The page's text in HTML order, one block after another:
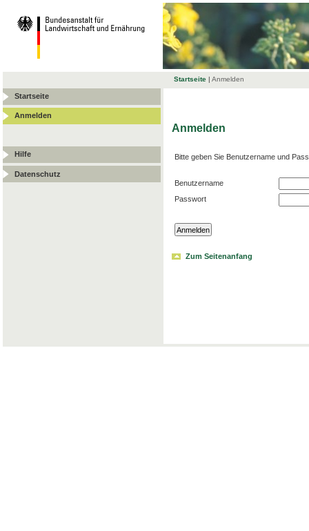
Startseite | Anmelden
Startseite
Anmelden
Hilfe
Datenschutz
Anmelden
Bitte geben Sie Benutzername und
Benutzername
Passwort
Zum Seitenanfang